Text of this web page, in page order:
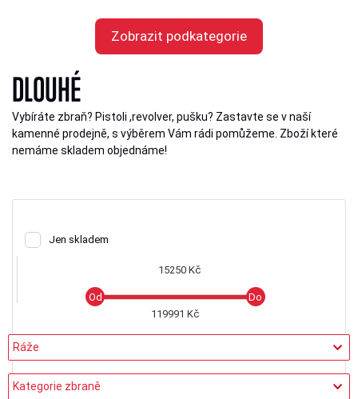
Zobrazit podkategorie
DLOUHÉ
Vybíráte zbraň? Pistoli ,revolver, pušku? Zastavte se v naší
kamenné prodejně, s výběrem Vám rádi pomůžeme. Zboží které
nemáme skladem objednáme!
Jen skladem
15250 Kč
119991 Kč